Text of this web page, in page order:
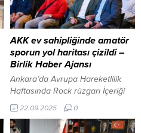
AKK ev sahipliğinde amatör
sporun yol haritası çizildi –
Birlik Haber Ajansı
Ankara’da Avrupa Hareketlilik
Haftasında Rock rüzgarı İçeriği
Görüntüle ANKARA – BHA
Toplantıda, Ankara’da futbol
branşında faaliyet gösteren
22.09.2025 0